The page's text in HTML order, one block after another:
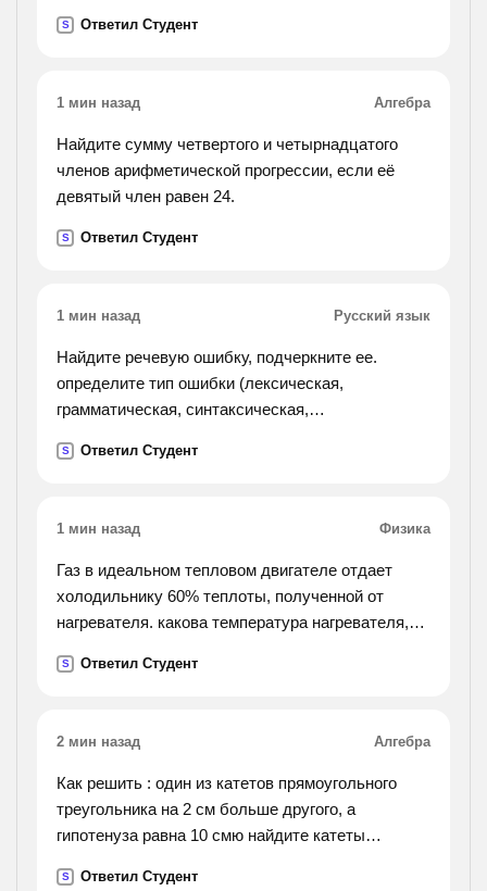
S Ответил Студент
1 мин назад Алгебра
Найдите сумму четвертого и четырнадцатого
членов арифметической прогрессии, если её
девятый член равен 24.
S Ответил Студент
1 мин назад Русский язык
Найдите речевую ошибку, подчеркните ее.
определите тип ошибки (лексическая,
грамматическая, синтаксическая,
вариант предложения. 1)полезная емкость
проблемах. 3)нога провалилась в снег почти до
колена. их трудно было вытаскивать. 4)за
последний год спортсмены достигнули больших
успехов. 5)он ругает нелепые порядки,
хирургическом отделении. 6)на конференции
7)основание гортани образует перстневидный
хрящ, напоминающий перстень с печаткой.
премиями удостоены более 100 человек. 9)мы
тракторы. 10)хотя в году мы и неплохо
S Ответил Студент
1 мин назад Физика
Газ в идеальном тепловом двигателе отдает
холодильнику 60% теплоты, полученной от
нагревателя. какова температура нагревателя,
S Ответил Студент
2 мин назад Алгебра
Как решить : один из катетов прямоугольного
треугольника на 2 см больше другого, а
гипотенуза равна 10 смю найдите катеты
S Ответил Студент